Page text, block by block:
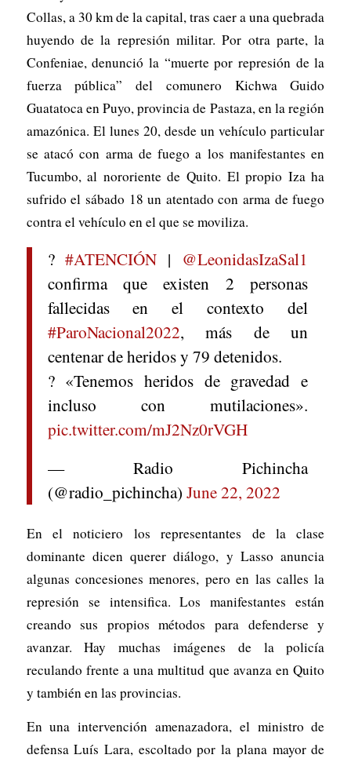
Collas, a 30 km de la capital, tras caer a una quebrada
huyendo de la represión militar. Por otra parte, la
Confeniae, denunció la “muerte por represión de la
fuerza pública” del comunero Kichwa Guido
Guatatoca en Puyo, provincia de Pastaza, en la región
amazónica. El lunes 20, desde un vehículo particular
se atacó con arma de fuego a los manifestantes en
Tucumbo, al nororiente de Quito. El propio Iza ha
sufrido el sábado 18 un atentado con arma de fuego
contra el vehículo en el que se moviliza.
?#ATENCIÓN | @LeonidasIzaSal1
confirma que existen 2 personas
fallecidas en el contexto del
#ParoNacional2022, más de un
centenar de heridos y 79 detenidos.
? «Tenemos heridos de gravedad e
incluso con mutilaciones».
pic.twitter.com/mJ2Nz0rVGH
— Radio Pichincha
(@radio_pichincha) June 22, 2022
En el noticiero los representantes de la clase
dominante dicen querer diálogo, y Lasso anuncia
algunas concesiones menores, pero en las calles la
represión se intensifica. Los manifestantes están
creando sus propios métodos para defenderse y
avanzar. Hay muchas imágenes de la policía
reculando frente a una multitud que avanza en Quito
y también en las provincias.
En una intervención amenazadora, el ministro de
defensa Luís Lara, escoltado por la plana mayor de